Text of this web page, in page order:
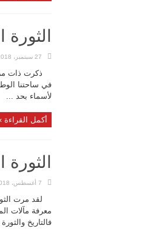
27 سبتمبر، 2018
ذكرت ذات
في ساحتنا
لأسماء بحد ...
أكمل القراءة
7 أغسطس، 2018
لقد مرت
معرفة مآلات
فالتاريخ